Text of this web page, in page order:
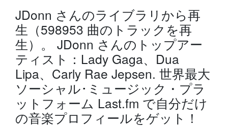
JDonn さんのライブラリから再
生（598953 曲のトラックを再
生）。 JDonn さんのトップアー
ティスト：Lady Gaga、Dua
Lipa、Carly Rae Jepsen. 世界最大
ソーシャル･ミュージック・プラ
ットフォーム Last.fm で自分だけ
の音楽プロフィールをゲット！